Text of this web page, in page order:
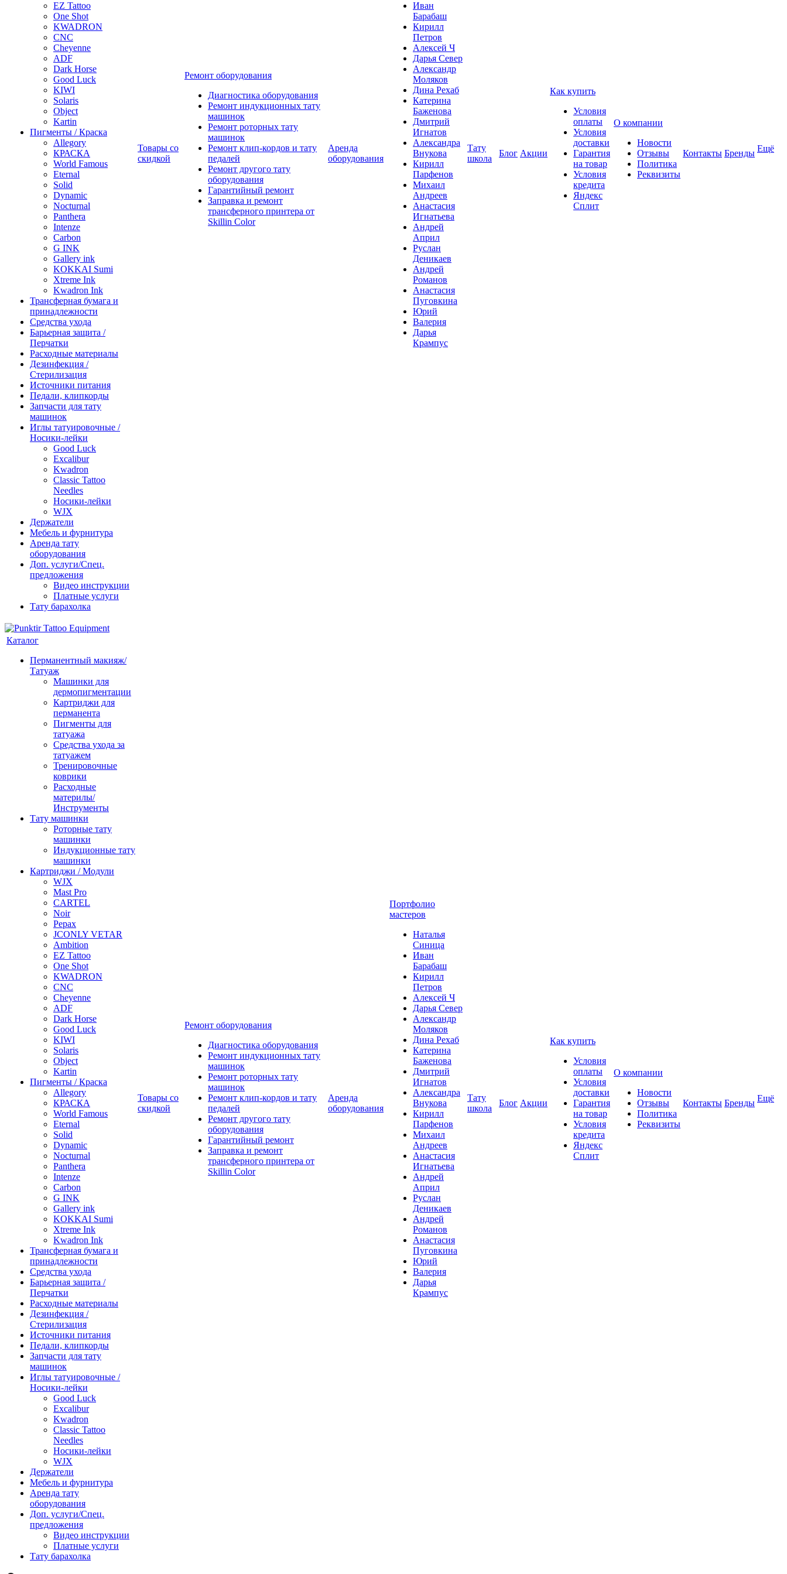
EZ Tattoo
One Shot
KWADRON
CNC
Cheyenne
ADF
Dark Horse
Good Luck
KIWI
Solaris
Object
Kartin
Пигменты / Краска
Allegory
КРАСКА
World Famous
Eternal
Solid
Dynamic
Nocturnal
Panthera
Intenze
Carbon
G INK
Gallery ink
KOKKAI Sumi
Xtreme Ink
Kwadron Ink
Трансферная бумага и
принадлежности
Средства ухода
Барьерная защита /
Перчатки
Расходные материалы
Дезинфекция /
Стерилизация
Источники питания
Педали, клипкорды
Запчасти для тату
машинок
Иглы татуировочные /
Носики-лейки
Good Luck
Excalibur
Kwadron
Classic Tattoo
Needles
Носики-лейки
WJX
Держатели
Мебель и фурнитура
Аренда тату
оборудования
Доп. услуги/Спец.
предложения
Видео инструкции
Платные услуги
Тату барахолка
Товары со
скидкой
Ремонт оборудования
Диагностика оборудования
Ремонт индукционных тату
машинок
Ремонт роторных тату
машинок
Ремонт клип-кордов и тату
педалей
Ремонт другого тату
оборудования
Гарантийный ремонт
Заправка и ремонт
трансферного принтера от
Skillin Color
Аренда
оборудования
Иван
Барабаш
Кирилл
Петров
Алексей Ч
Дарья Север
Александр
Моляков
Дина Рехаб
Катерина
Баженова
Дмитрий
Игнатов
Александра
Внукова
Кирилл
Парфенов
Михаил
Андреев
Анастасия
Игнатьева
Андрей
Април
Руслан
Деникаев
Андрей
Романов
Анастасия
Пуговкина
Юрий
Валерия
Дарья
Крампус
Тату
школа
Блог Акции
Как купить
Условия
оплаты
Условия
доставки
Гарантия
на товар
Условия
кредита
Яндекс
Сплит
О компании
Новости
Отзывы
Политика
Реквизиты
Контакты Бренды Ещё
Каталог
Перманентный макияж/
Татуаж
Машинки для
дермопигментации
Картриджи для
перманента
Пигменты для
татуажа
Средства ухода за
татуажем
Тренировочные
коврики
Расходные
материлы/
Инструменты
Тату машинки
Роторные тату
машинки
Индукционные тату
машинки
Картриджи / Модули
WJX
Mast Pro
CARTEL
Noir
Pepax
JCONLY VETAR
Ambition
EZ Tattoo
One Shot
KWADRON
CNC
Cheyenne
ADF
Dark Horse
Good Luck
KIWI
Solaris
Object
Kartin
Пигменты / Краска
Allegory
КРАСКА
World Famous
Eternal
Solid
Dynamic
Nocturnal
Panthera
Intenze
Carbon
G INK
Gallery ink
KOKKAI Sumi
Xtreme Ink
Kwadron Ink
Трансферная бумага и
принадлежности
Средства ухода
Барьерная защита /
Перчатки
Расходные материалы
Дезинфекция /
Стерилизация
Источники питания
Педали, клипкорды
Запчасти для тату
машинок
Иглы татуировочные /
Носики-лейки
Good Luck
Excalibur
Kwadron
Classic Tattoo
Needles
Носики-лейки
WJX
Держатели
Мебель и фурнитура
Аренда тату
оборудования
Доп. услуги/Спец.
предложения
Видео инструкции
Платные услуги
Тату барахолка
Товары со
скидкой
Ремонт оборудования
Диагностика оборудования
Ремонт индукционных тату
машинок
Ремонт роторных тату
машинок
Ремонт клип-кордов и тату
педалей
Ремонт другого тату
оборудования
Гарантийный ремонт
Заправка и ремонт
трансферного принтера от
Skillin Color
Аренда
оборудования
Портфолио
мастеров
Наталья
Синица
Иван
Барабаш
Кирилл
Петров
Алексей Ч
Дарья Север
Александр
Моляков
Дина Рехаб
Катерина
Баженова
Дмитрий
Игнатов
Александра
Внукова
Кирилл
Парфенов
Михаил
Андреев
Анастасия
Игнатьева
Андрей
Април
Руслан
Деникаев
Андрей
Романов
Анастасия
Пуговкина
Юрий
Валерия
Дарья
Крампус
Тату
школа
Блог Акции
Как купить
Условия
оплаты
Условия
доставки
Гарантия
на товар
Условия
кредита
Яндекс
Сплит
О компании
Новости
Отзывы
Политика
Реквизиты
Контакты Бренды Ещё